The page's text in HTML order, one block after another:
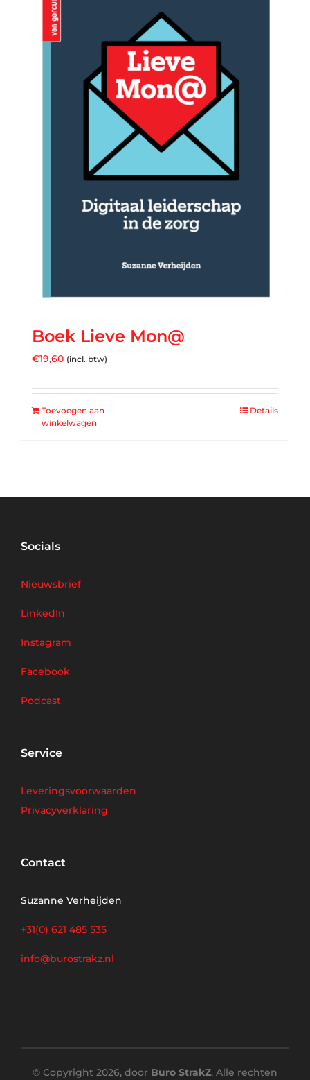
Boek Lieve Mon@
€19,60 (incl. btw)
Toevoegen aan
winkelwagen
Details
Socials
Nieuwsbrief
LinkedIn
Instagram
Facebook
Podcast
Service
Leveringsvoorwaarden
Privacyverklaring
Contact
Suzanne Verheijden
+31(0) 621 485 535
info@burostrakz.nl
© Copyright 2026, door Buro StrakZ. Alle rechten